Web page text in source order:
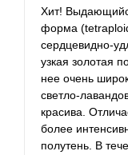
Хит!
форма
сердцевидно-
узкая золотая
нее очень
светло-
красива.
более
полутень. В